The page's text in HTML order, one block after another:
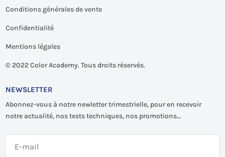
Conditions générales de vente
Confidentialité
Mentions légales
© 2022 Color Academy. Tous droits réservés.
NEWSLETTER
Abonnez-vous à notre newletter trimestrielle, pour en recevoir
notre actualité, nos tests techniques, nos promotions…